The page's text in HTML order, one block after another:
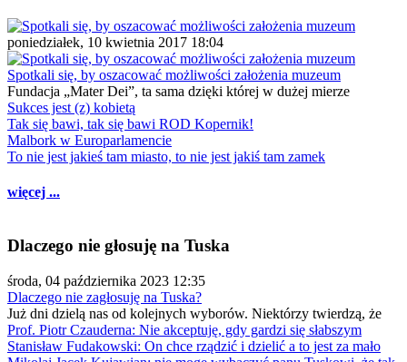
poniedziałek, 10 kwietnia 2017 18:04
Spotkali się, by oszacować możliwości założenia muzeum
Fundacja „Mater Dei”, ta sama dzięki której w dużej mierze
Sukces jest (z) kobietą
Tak się bawi, tak się bawi ROD Kopernik!
Malbork w Europarlamencie
To nie jest jakieś tam miasto, to nie jest jakiś tam zamek
więcej ...
Dlaczego nie głosuję na Tuska
środa, 04 października 2023 12:35
Dlaczego nie zagłosuję na Tuska?
Już dni dzielą nas od kolejnych wyborów. Niektórzy twierdzą, że
Prof. Piotr Czauderna: Nie akceptuję, gdy gardzi się słabszym
Stanisław Fudakowski: On chce rządzić i dzielić a to jest za mało